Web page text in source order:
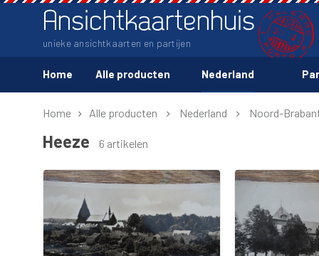
Ansichtkaartenhuis
unieke ansichtkaarten en partijen
Home Alle producten Nederland
Home Alle producten Nederland Noord-
Heeze 6 artikelen